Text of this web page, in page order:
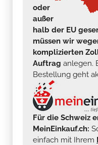
oder
außer
halb der EU
müssen wir
komplizierten
Auftrag anlegen.
Bestellung geht
Für die Schweiz
MeinEinkauf.ch:
einfach mit Ihrem